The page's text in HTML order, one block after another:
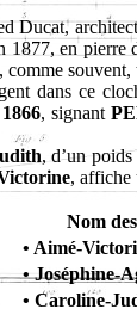
Ducat,
1877, en
dans ce
1866, signant
, d’un poids
, affiche
Nom
• Aimé-
• Joséphine-
• Caroline-